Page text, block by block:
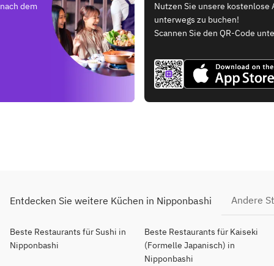
dem
Nutzen Sie unsere kostenlose
unterwegs zu buchen!
Scannen Sie den QR-Code
Entdecken Sie weitere Küchen in Nipponbashi Andere
Beste Restaurants für Sushi in
Nipponbashi
Beste Restaurants für Kaiseki
(Formelle Japanisch) in
Nipponbashi